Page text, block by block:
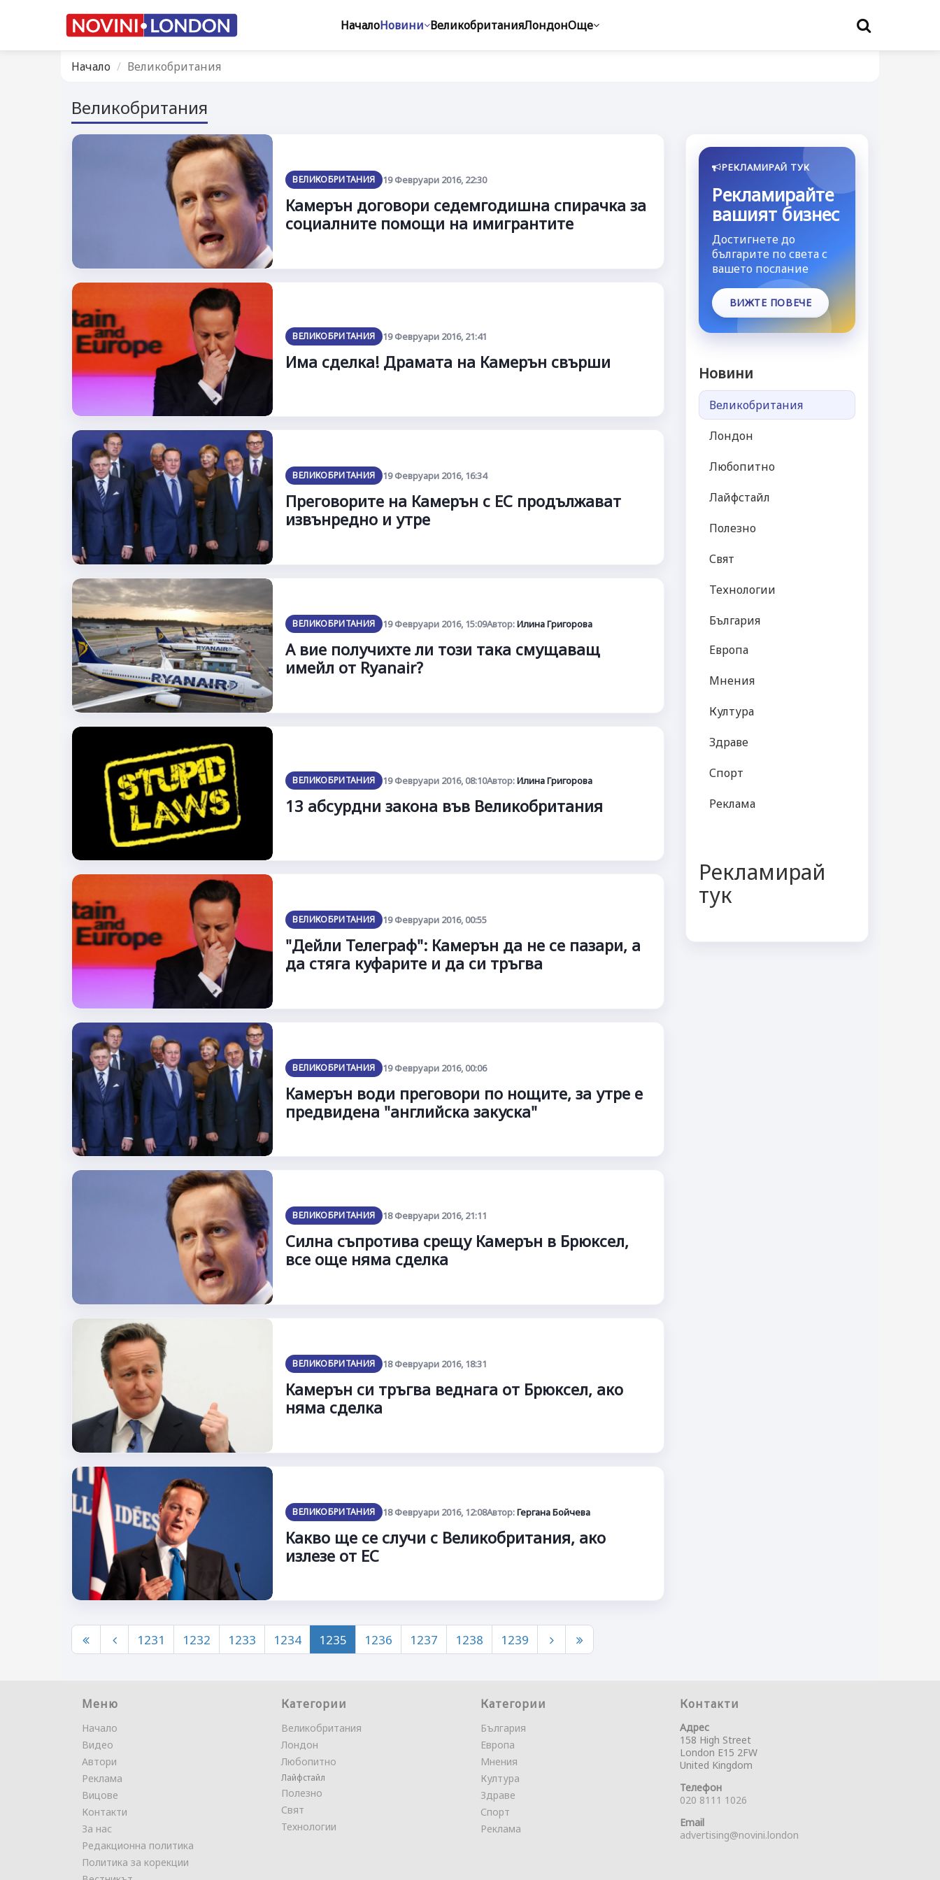
НачалоНовини ВеликобританияЛондонОще
Начало Великобритания
Великобритания
ВЕЛИКОБРИТАНИЯ 19 Февруари 2016, 22:30
Камерън договори седемгодишна спирачка за
социалните помощи на имигрантите
ВЕЛИКОБРИТАНИЯ 19 Февруари 2016, 21:41
Има сделка! Драмата на Камерън свърши
ВЕЛИКОБРИТАНИЯ 19 Февруари 2016, 16:34
Преговорите на Камерън с ЕС продължават
извънредно и утре
ВЕЛИКОБРИТАНИЯ 19 Февруари 2016, 15:09Автор:Илина Григорова
А вие получихте ли този така смущаващ
имейл от Ryanair?
ВЕЛИКОБРИТАНИЯ 19 Февруари 2016, 08:10Автор:Илина Григорова
13 абсурдни закона във Великобритания
ВЕЛИКОБРИТАНИЯ 19 Февруари 2016, 00:55
"Дейли Телеграф": Камерън да не се пазари, а
да стяга куфарите и да си тръгва
ВЕЛИКОБРИТАНИЯ 19 Февруари 2016, 00:06
Камерън води преговори по нощите, за утре е
предвидена "английска закуска"
ВЕЛИКОБРИТАНИЯ 18 Февруари 2016, 21:11
Силна съпротива срещу Камерън в Брюксел,
все още няма сделка
ВЕЛИКОБРИТАНИЯ 18 Февруари 2016, 18:31
Камерън си тръгва веднага от Брюксел, ако
няма сделка
ВЕЛИКОБРИТАНИЯ 18 Февруари 2016, 12:08Автор:Гергана Бойчева
Какво ще се случи с Великобритания, ако
излезе от ЕС
1231 1232 1233 1234 1235 1236 1237 1238 1239
РЕКЛАМИРАЙ ТУК
Рекламирайте
вашият бизнес
Достигнете до
българите по света с
вашето послание
ВИЖТЕ ПОВЕЧЕ
Новини
Великобритания
Лондон
Любопитно
Лайфстайл
Полезно
Свят
Технологии
България
Европа
Мнения
Култура
Здраве
Спорт
Реклама
Рекламирай
тук
Меню
Начало
Видео
Автори
Реклама
Вицове
Контакти
За нас
Редакционна политика
Политика за корекции
Категории
Великобритания
Лондон
Любопитно
Лайфстайл
Полезно
Свят
Технологии
Категории
България
Европа
Мнения
Култура
Здраве
Спорт
Реклама
Контакти
Адрес
158 High Street
London E15 2FW
United Kingdom
Телефон
020 8111 1026
Email
advertising@novini.london